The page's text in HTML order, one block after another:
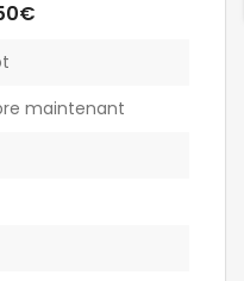
maintenant